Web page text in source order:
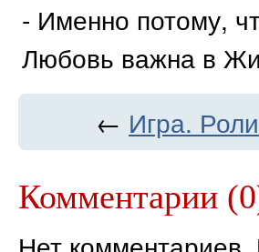
- Именно потому,
Любовь важна в
← Игра. Роли
Комментарии